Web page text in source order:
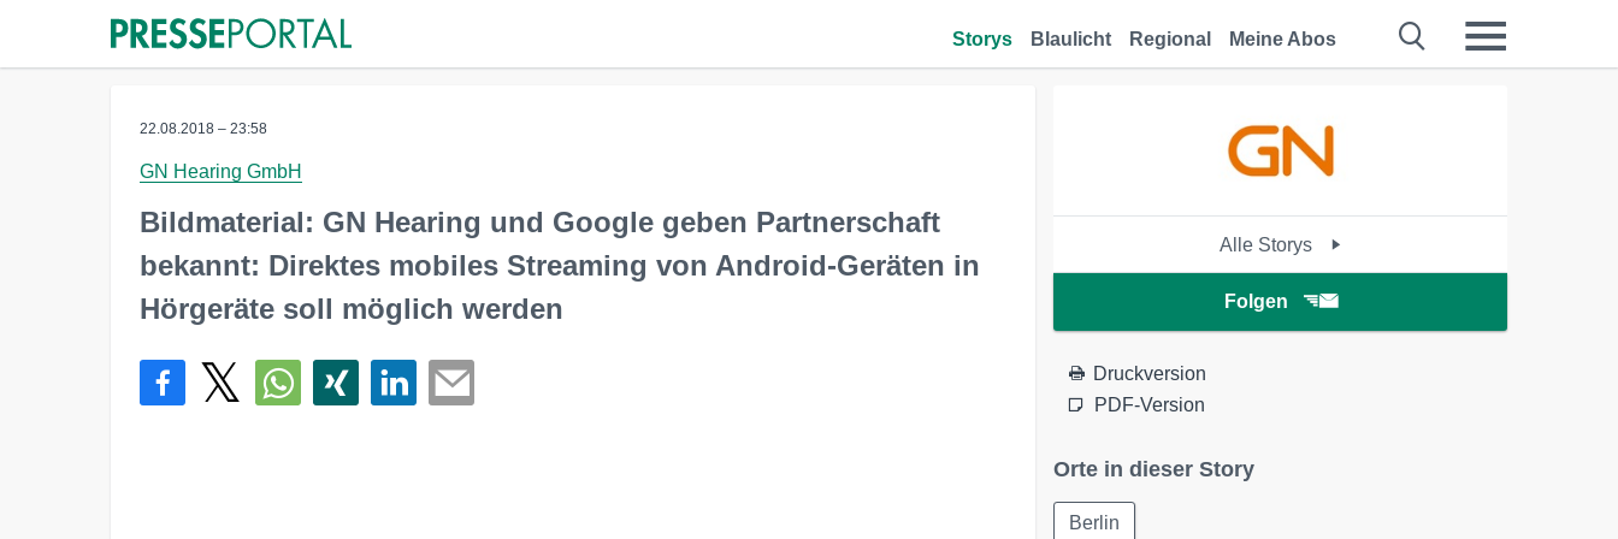
Storys Blaulicht Regional Meine Abos
22.08.2018 – 23:58
GN Hearing GmbH
Bildmaterial: GN Hearing und Google geben Partnerschaft
bekannt: Direktes mobiles Streaming von Android-Geräten in
Hörgeräte soll möglich werden
Alle Storys
Folgen
Druckversion
PDF-Version
Orte in dieser Story
Berlin